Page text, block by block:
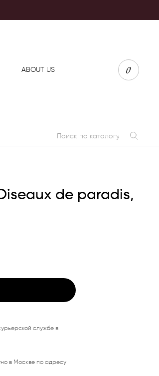
ABOUT US 0
de paradis,
службе в
в Москве по адресу